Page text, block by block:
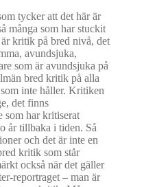
tycker att det här är
många som har stuckit
kritik på bred nivå, det
avundsjuka,
som är avundsjuka på
bred kritik på alla
inte håller. Kritiken
det finns
som har kritiserat
år tillbaka i tiden. Så
och det är inte en
kritik som står
också när det gäller
reportraget – man är